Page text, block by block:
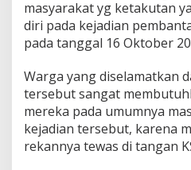
masyarakat yg ketakutan
diri pada kejadian
pada tanggal 16 Oktober
Warga yang diselamatkan
tersebut sangat
mereka pada umumnya
kejadian tersebut, karena
rekannya tewas di tangan